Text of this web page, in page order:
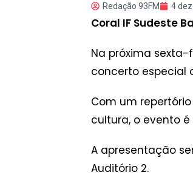
Redação 93FM 4
Coral IF Sudeste
Na próxima sexta-
concerto especial
Com um
cultura, o evento
A apresentação
Auditório 2.